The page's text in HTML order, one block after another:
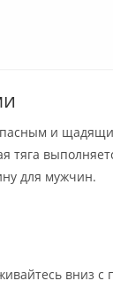
и
тяга
для мужчин.
вниз с